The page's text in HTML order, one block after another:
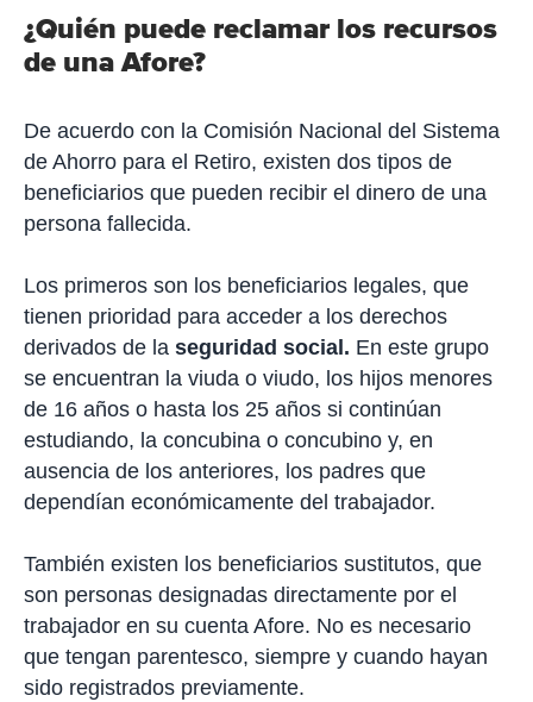
¿Quién puede reclamar los recursos
de una Afore?
De acuerdo con la Comisión Nacional del Sistema
de Ahorro para el Retiro, existen dos tipos de
beneficiarios que pueden recibir el dinero de una
persona fallecida.
Los primeros son los beneficiarios legales, que
tienen prioridad para acceder a los derechos
derivados de la seguridad social. En este grupo
se encuentran la viuda o viudo, los hijos menores
de 16 años o hasta los 25 años si continúan
estudiando, la concubina o concubino y, en
ausencia de los anteriores, los padres que
dependían económicamente del trabajador.
También existen los beneficiarios sustitutos, que
son personas designadas directamente por el
trabajador en su cuenta Afore. No es necesario
que tengan parentesco, siempre y cuando hayan
sido registrados previamente.